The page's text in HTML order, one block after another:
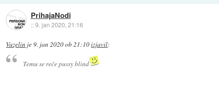
PrihajaNodi
::9. jan 2020, 21:16
Vazelin je9. jan 2020 ob 21:10izjavil:
Temu se reče pussy blind